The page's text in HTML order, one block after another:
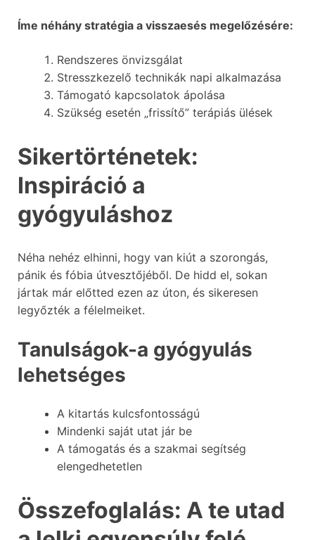
Íme néhány stratégia a visszaesés megelőzésére:
Rendszeres önvizsgálat
Stresszkezelő technikák napi alkalmazása
Támogató kapcsolatok ápolása
Szükség esetén „frissítő” terápiás ülések
Sikertörténetek:
Inspiráció a
gyógyuláshoz
Néha nehéz elhinni, hogy van kiút a szorongás,
pánik és fóbia útvesztőjéből. De hidd el, sokan
jártak már előtted ezen az úton, és sikeresen
legyőzték a félelmeiket.
Tanulságok-a gyógyulás
lehetséges
A kitartás kulcsfontosságú
Mindenki saját utat jár be
A támogatás és a szakmai segítség
elengedhetetlen
Összefoglalás: A te utad